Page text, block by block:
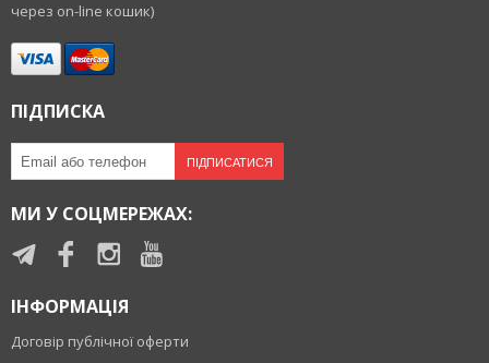
через on-line кошик)
ПІДПИСКА
ПІДПИСАТИСЯ
МИ У СОЦМЕРЕЖАХ:
ІНФОРМАЦІЯ
Договір публічної оферти